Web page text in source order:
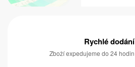
Rychlé dodání
Zboží expedujeme do 24 hodin